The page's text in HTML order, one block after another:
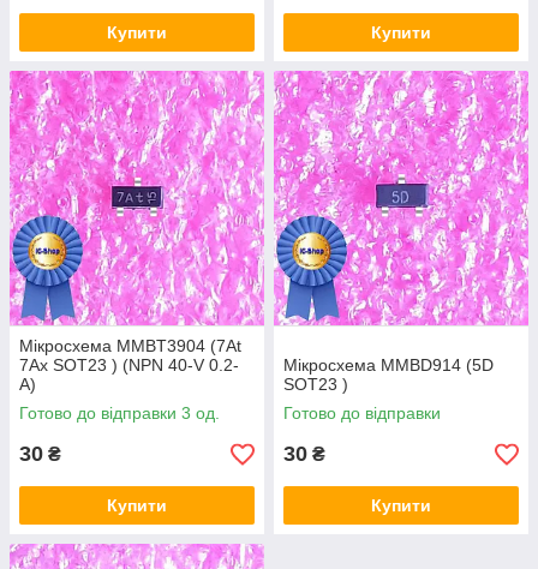
Купити Купити
Мікросхема MMBT3904 (7At
7Ax SOT23 ) (NPN 40-V 0.2-
A)
Готово до відправки 3 од.
30 ₴
Купити
Мікросхема MMBD914 (5D
SOT23 )
Готово до відправки
30 ₴
Купити